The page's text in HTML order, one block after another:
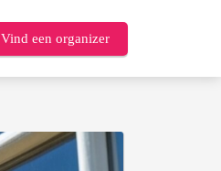
Vind een organizer